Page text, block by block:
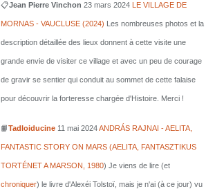
📋Jean Pierre Vinchon 23 mars 2024 LE VILLAGE DE
MORNAS - VAUCLUSE (2024) Les nombreuses photos et la
description détaillée des lieux donnent à cette visite une
grande envie de visiter ce village et avec un peu de courage
de gravir se sentier qui conduit au sommet de cette falaise
pour découvrir la forteresse chargée d'Histoire. Merci !
📙Tadloiducine 11 mai 2024ANDRÁS RAJNAI - AELITA,
FANTASTIC STORY ON MARS (AELITA, FANTASZTIKUS
TORTÉNET A MARSON, 1980) Je viens de lire (et
chroniquer) le livre d'Alexéi Tolstoï, mais je n'ai (à ce jour) vu